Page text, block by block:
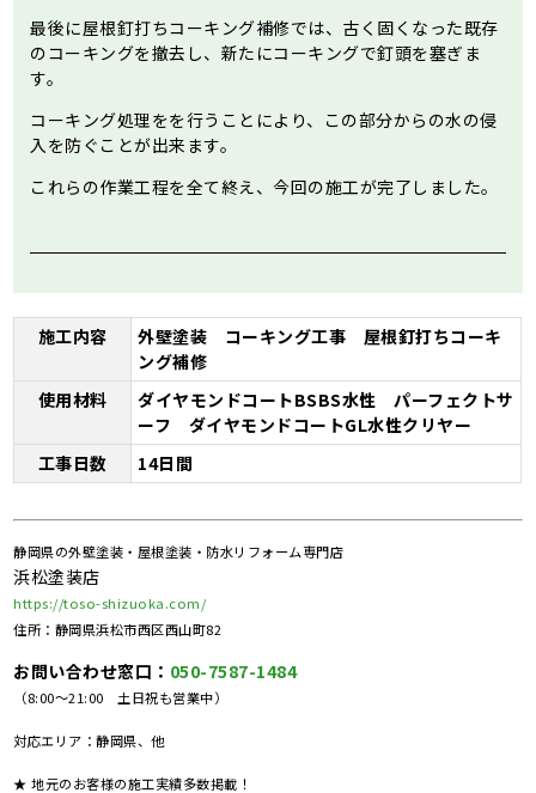
最後に屋根釘打ちコーキング補修では、古く固くなった既存
のコーキングを撤去し、新たにコーキングで釘頭を塞ぎま
す。
コーキング処理をを行うことにより、この部分からの水の侵
入を防ぐことが出来ます。
これらの作業工程を全て終え、今回の施工が完了しました。
施工内容
外壁塗装 コーキング工事 屋根釘打ちコーキ
ング補修
使用材料
ダイヤモンドコートBSBS水性 パーフェクトサ
ーフ ダイヤモンドコートGL水性クリヤー
工事日数
14日間
静岡県の外壁塗装・屋根塗装・防水リフォーム専門店
浜松塗装店
https://toso-shizuoka.com/
住所：静岡県浜松市西区西山町82
お問い合わせ窓口： 050-7587-1484
（8:00～21:00 土日祝も営業中）
対応エリア：静岡県、他
★ 地元のお客様の施工実績多数掲載！